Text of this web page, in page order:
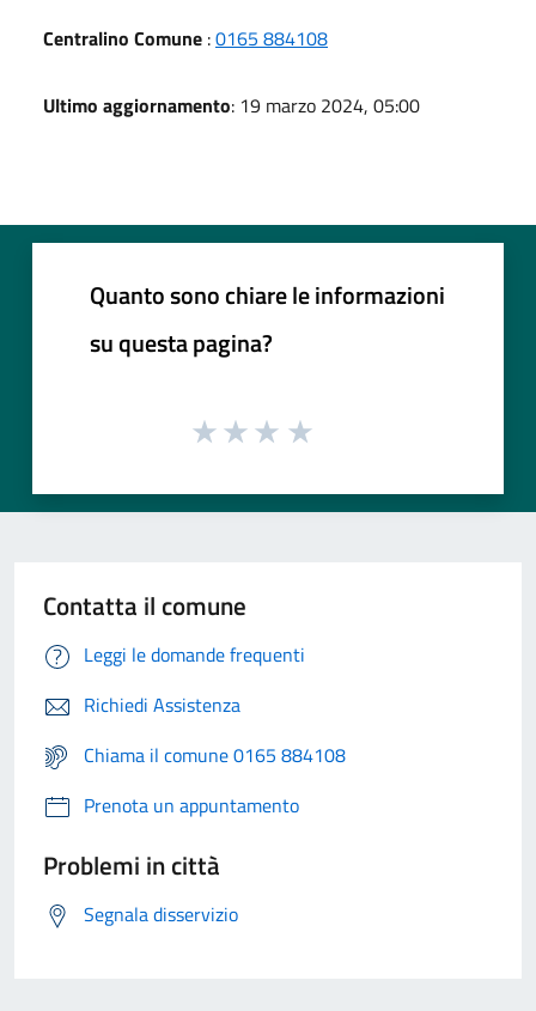
Centralino Comune :0165 884108
Ultimo aggiornamento: 19 marzo 2024, 05:00
Quanto sono chiare le informazioni
su questa pagina?
Contatta il comune
Leggi le domande frequenti
Richiedi Assistenza
Chiama il comune 0165 884108
Prenota un appuntamento
Problemi in città
Segnala disservizio